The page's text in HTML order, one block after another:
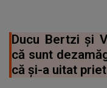
Ducu Bertzi și
că sunt
că și-a uitat